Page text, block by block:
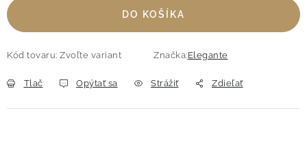
DO KOŠÍKA
Kód tovaru: Zvoľte variant Značka:Elegante
Tlač Opýtať sa Strážiť Zdieľať